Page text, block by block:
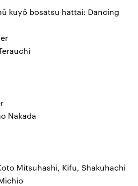
kuyô bosatsu hattai: Dancing
Nakada
Mitsuhashi, Kifu, Shakuhachi